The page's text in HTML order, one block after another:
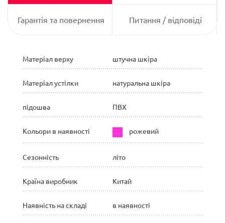
Гарантія та повернення Питання / відповіді
Матеріал верху штучна шкіра
Матеріал устілки натуральна шкіра
підошва ПВХ
Кольори в наявності рожевий
Сезонність літо
Країна виробник Китай
Наявність на складі в наявності